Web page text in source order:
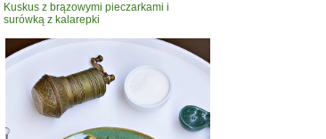
Kuskus z brązowymi pieczarkami i
surówką z kalarepki